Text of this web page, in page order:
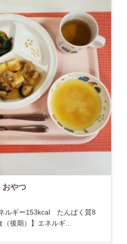
おやつ
ルギー153kcal たんぱく質8
後期）】エネルギ...